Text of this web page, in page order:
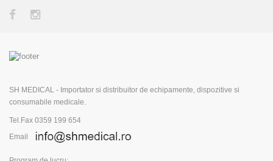
SH MEDICAL - Importator si distribuitor de echipamente, dispozitive si
consumabile medicale.
Tel.Fax 0359 199 654
Email